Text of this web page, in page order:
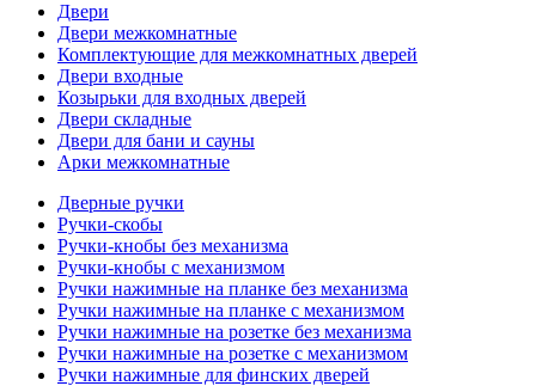
Двери
Двери межкомнатные
Комплектующие для межкомнатных дверей
Двери входные
Козырьки для входных дверей
Двери складные
Двери для бани и сауны
Арки межкомнатные
Дверные ручки
Ручки-скобы
Ручки-кнобы без механизма
Ручки-кнобы с механизмом
Ручки нажимные на планке без механизма
Ручки нажимные на планке с механизмом
Ручки нажимные на розетке без механизма
Ручки нажимные на розетке с механизмом
Ручки нажимные для финских дверей